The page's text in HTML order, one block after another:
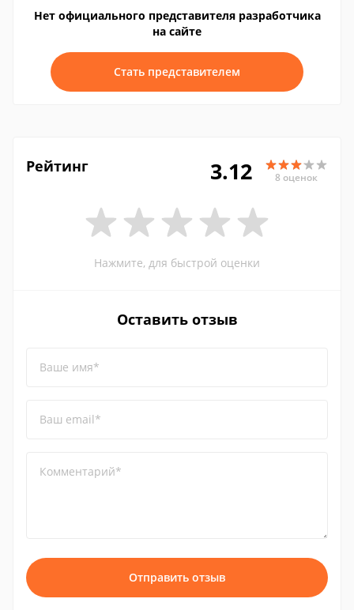
Нет официального представителя разработчика
на сайте
Стать представителем
Рейтинг 3.12 8 оценок
Нажмите, для быстрой оценки
Оставить отзыв
Ваше имя*
Ваш email*
Комментарий*
Отправить отзыв